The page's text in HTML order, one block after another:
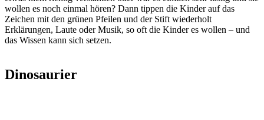
wollen es noch einmal hören? Dann tippen die Kinder auf das
Zeichen mit den grünen Pfeilen und der Stift wiederholt
Erklärungen, Laute oder Musik, so oft die Kinder es wollen – und
das Wissen kann sich setzen.
Dinosaurier